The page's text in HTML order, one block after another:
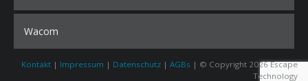
Wacom
Kontakt | Impressum | Datenschutz | AGBs | © Copyright 2026 Escape
Technology